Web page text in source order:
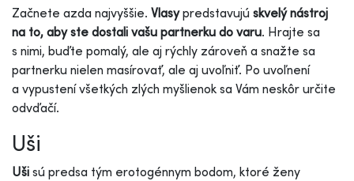
Začnete azda najvyššie. Vlasypredstavujú skvelý nástroj
na to, aby ste dostali vašu partnerku do varu. Hrajte sa
s nimi, buďte pomalý, ale aj rýchly zároveň a snažte sa
partnerku nielen masírovať, ale aj uvoľniť. Po uvoľnení
a vypustení všetkých zlých myšlienok sa Vám neskôr určite
odvďačí.
Uši
Uši sú predsa tým erotogénnym bodom, ktoré ženy